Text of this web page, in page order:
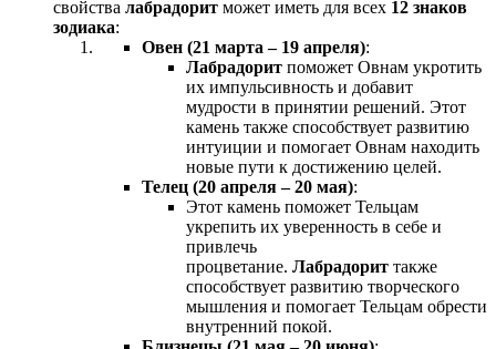
свойства лабрадорит может иметь для всех 12 знаков
зодиака:
Овен (21 марта – 19 апреля):
Лабрадорит поможет Овнам укротить
их импульсивность и добавит
мудрости в принятии решений. Этот
камень также способствует развитию
интуиции и помогает Овнам находить
новые пути к достижению целей.
Телец (20 апреля – 20 мая):
Этот камень поможет Тельцам
укрепить их уверенность в себе и
привлечь
процветание. Лабрадорит также
способствует развитию творческого
мышления и помогает Тельцам обрести
внутренний покой.